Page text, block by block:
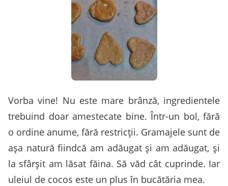
Vorba vine! Nu este mare brânză, ingredientele
trebuind doar amestecate bine. Într-un bol, fără
o ordine anume, fără restricţii. Gramajele sunt de
aşa natură fiindcă am adăugat şi am adăugat, şi
la sfârşit am lăsat făina. Să văd cât cuprinde. Iar
uleiul de cocos este un plus în bucătăria mea.